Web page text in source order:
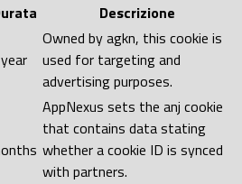
Descrizione
Owned by agkn, this cookie is
used for targeting and
advertising purposes.
AppNexus sets the anj cookie
that contains data stating
whether a cookie ID is synced
with partners.